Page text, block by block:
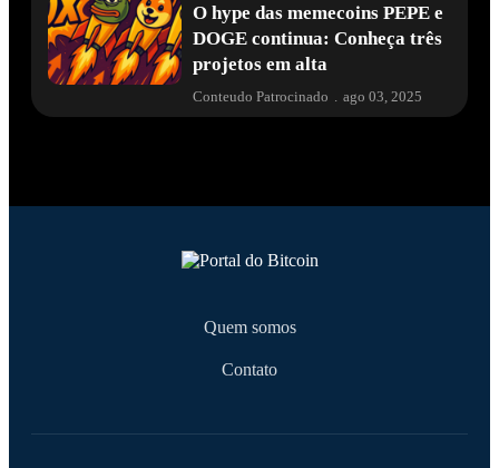
O hype das memecoins PEPE e
DOGE continua: Conheça três
projetos em alta
Conteudo Patrocinado ago 03, 2025
Quem somos
Contato